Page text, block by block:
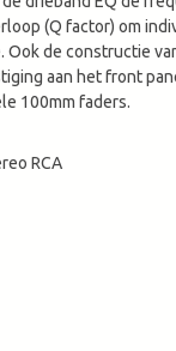
(Q factor) om
Ook de constructie
aan het front
100mm faders.
RCA